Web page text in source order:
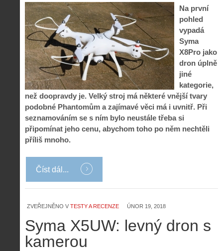
Na první
pohled
vypadá
Syma
X8Pro jako
dron úplně
jiné
kategorie,
než doopravdy je. Velký stroj má některé vnější tvary
podobné Phantomům a zajímavé věci má i uvnitř. Při
seznamováním se s ním bylo neustále třeba si
připomínat jeho cenu, abychom toho po něm nechtěli
příliš mnoho.
Číst dál...
ZVEŘEJNĚNO V TESTY A RECENZE ÚNOR 19, 2018
Syma X5UW: levný dron s
kamerou